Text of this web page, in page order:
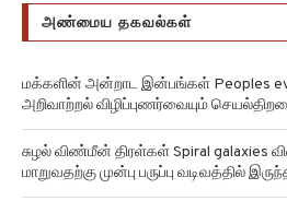
அண்மைய தகவல்கள்
மக்களின் அன்றாட இன்பங்கள் Peoples
அறிவாற்றல் விழிப்புணர்வையும்
சுழல் விண்மீன் திரள்கள் Spiral galaxies
மாறுவதற்கு முன்பு பருப்பு வடிவத்தில்